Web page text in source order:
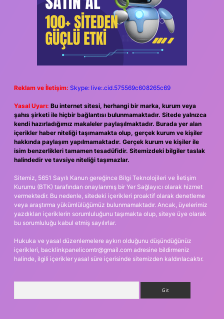
Reklam ve İletişim: Skype: live:.cid.575569c608265c69
Yasal Uyarı: Bu internet sitesi, herhangi bir marka, kurum veya
şahıs şirketi ile hiçbir bağlantısı bulunmamaktadır. Sitede yalnızca
kendi hazırladığımız makaleler paylaşılmaktadır. Burada yer alan
içerikler haber niteliği taşımamakta olup, gerçek kurum ve kişiler
hakkında paylaşım yapılmamaktadır. Gerçek kurum ve kişiler ile
isim benzerlikleri tamamen tesadüfidir. Sitemizdeki bilgiler taslak
halindedir ve tavsiye niteliği taşımazlar.
Sitemiz, 5651 Sayılı Kanun gereğince Bilgi Teknolojileri ve İletişim
Kurumu (BTK) tarafından onaylanmış bir Yer Sağlayıcı olarak hizmet
vermektedir. Bu nedenle, sitedeki içerikleri proaktif olarak denetleme
veya araştırma yükümlülüğümüz bulunmamaktadır. Ancak, üyelerimiz
yazdıkları içeriklerin sorumluluğunu taşımakta olup, siteye üye olarak
bu sorumluluğu kabul etmiş sayılırlar.
Hukuka ve yasal düzenlemelere aykırı olduğunu düşündüğünüz
içerikleri, backlinkpanelicomtr@gmail.com adresine bildirmeniz
halinde, ilgili içerikler yasal süre içerisinde sitemizden kaldırılacaktır.